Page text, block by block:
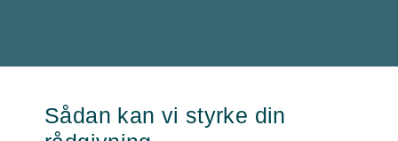
Sådan kan vi styrke din